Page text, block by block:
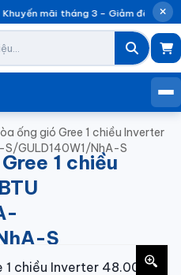
mãi tháng 3 – Giảm đến
ống gió Gree 1 chiều Inverter
S/GULD140W1/NhA-S
1 chiều
S